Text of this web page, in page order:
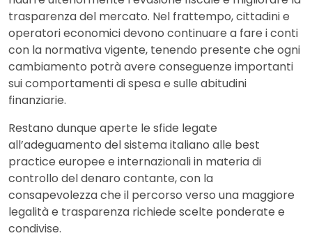
trasparenza del mercato. Nel frattempo, cittadini e
operatori economici devono continuare a fare i conti
con la normativa vigente, tenendo presente che ogni
cambiamento potrà avere conseguenze importanti
sui comportamenti di spesa e sulle abitudini
finanziarie.
Restano dunque aperte le sfide legate
all’adeguamento del sistema italiano alle best
practice europee e internazionali in materia di
controllo del denaro contante, con la
consapevolezza che il percorso verso una maggiore
legalità e trasparenza richiede scelte ponderate e
condivise.